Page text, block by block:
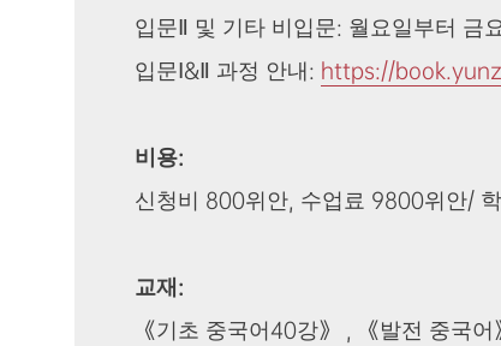
입문Ⅱ 및 기타 비입문: 월요일부터 금
입문Ⅰ&Ⅱ 과정 안내: https://
비용:
신청비 800위안, 수업료 9800위안/
교재:
《기초 중국어40강》 , 《발전 중국